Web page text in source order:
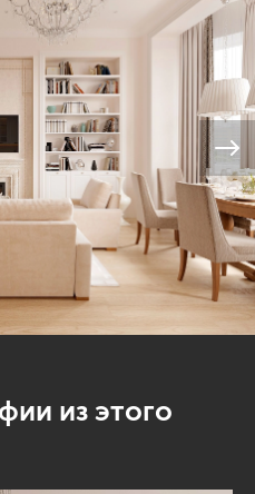
из этого